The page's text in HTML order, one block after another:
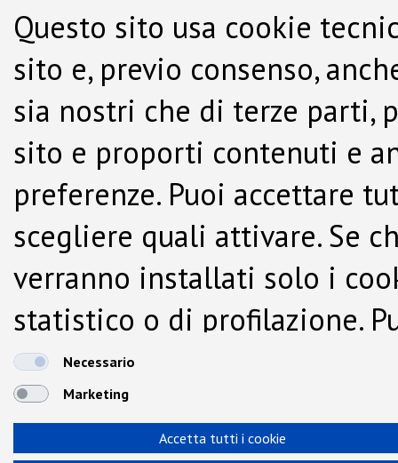
Questo sito usa cookie
sito e, previo consenso,
sia nostri che di terze parti,
sito e proporti contenuti e
preferenze. Puoi accettare
scegliere quali attivare. Se
verranno installati solo i
statistico o di profilazione.
dalla Cookie Policy.
Necessario
Marketing
Accetta tutti i cookie